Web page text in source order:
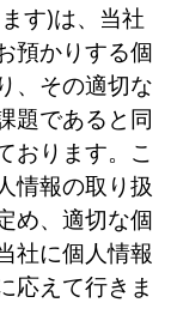
す)は、当社
預かりする個
、その適切な
題であると同
おります。こ
情報の取り扱
め、適切な個
社に個人情報
応えて行きま